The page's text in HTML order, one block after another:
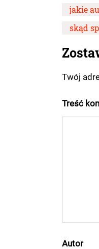
jakie
skąd
Twój
Treść
Autor